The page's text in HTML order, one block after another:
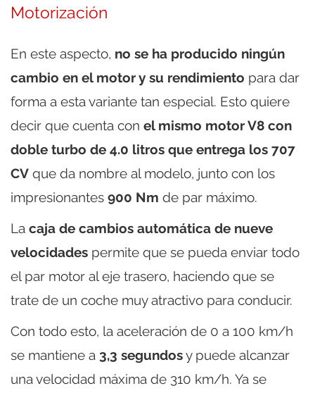
Motorización
En este aspecto, no se ha producido ningún
cambio en el motor y su rendimiento para dar
forma a esta variante tan especial. Esto quiere
decir que cuenta con el mismo motor V8 con
doble turbo de 4.0 litros que entrega los 707
CV que da nombre al modelo, junto con los
impresionantes 900 Nm de par máximo.
La caja de cambios automática de nueve
velocidades permite que se pueda enviar todo
el par motor al eje trasero, haciendo que se
trate de un coche muy atractivo para conducir.
Con todo esto, la aceleración de 0 a 100 km/h
se mantiene a 3,3 segundosy puede alcanzar
una velocidad máxima de 310 km/h. Ya se